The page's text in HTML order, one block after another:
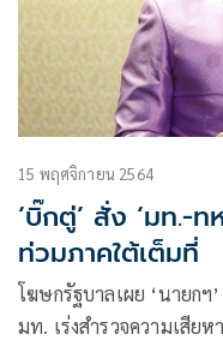
15 พฤศจิกายน 2564
‘บิ๊กตู่’ สั่ง ‘มท.-ท
ท่วมภาคใต้เต็มที่
โฆษกรัฐบาลเผย ‘นายก
มท. เร่งสำรวจความเสีย